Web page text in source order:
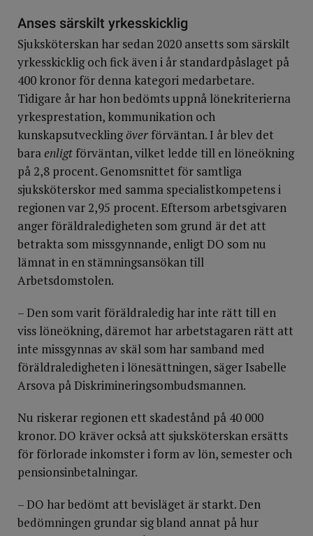
Anses särskilt yrkesskicklig
Sjuksköterskan har sedan 2020 ansetts som särskilt
yrkesskicklig och fick även i år standardpåslaget på
400 kronor för denna kategori medarbetare.
Tidigare år har hon bedömts uppnå lönekriterierna
yrkesprestation, kommunikation och
kunskapsutvecklingöver förväntan. I år blev det
baraenligt förväntan, vilket ledde till en löneökning
på 2,8 procent. Genomsnittet för samtliga
sjuksköterskor med samma specialistkompetens i
regionen var 2,95 procent. Eftersom arbetsgivaren
anger föräldraledigheten som grund är det att
betrakta som missgynnande, enligt DO som nu
lämnat in en stämningsansökan till
Arbetsdomstolen.
– Den som varit föräldraledig har inte rätt till en
viss löneökning, däremot har arbetstagaren rätt att
inte missgynnas av skäl som har samband med
föräldraledigheten i lönesättningen, säger Isabelle
Arsova på Diskrimineringsombudsmannen.
Nu riskerar regionen ett skadestånd på 40 000
kronor. DO kräver också att sjuksköterskan ersätts
för förlorade inkomster i form av lön, semester och
pensionsinbetalningar.
– DO har bedömt att bevisläget är starkt. Den
bedömningen grundar sig bland annat på hur